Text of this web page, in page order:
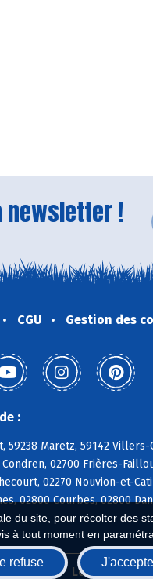
du site, pour récolter des
à tout moment en
refuse J'accepte
newsletter !
CGU Gestion des
:
59238 Maretz, 59142
02700 Frières-
02270 Nouvion-et-
02800 Courbes, 02800
Le réseau